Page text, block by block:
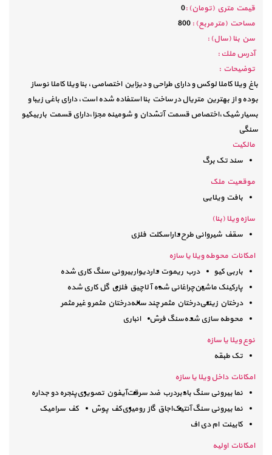
قيمت متري (تومان) :0
مساحت (متر مربع) :800
سن بنا (سال) :
آدرس ملك :
توضيحات :
باغ ویلا کاملا لوکس و دارای طراحی و دیزاین اختصاصی، بنا ویلا کاملا نوساز
بوده و از بهترین متریال در ساخت بنا استفاده شده است، دارای باغی زیبا و
بسیار شیک،اختصاص قسمت آتشدان و شومینه مجزا،دارای قسمت باربیکیو
سنگی
مالکیت
سند تک برگ
موقعیت ملک
بافت ویلایی
سازه ویلا (بنا)
سقف شیروانی طرح داراسکلت فلزی
امکانات محوطه ویلا یا سازه
باربی کیو
درب ریموت داردیواربیرونی سنگ کاری شده
پارکینک ماشینچراغانی شدهآلاچیق فلزی گل کاری شده
درختان زینتیدرختان مثمر چند سالهدرختان مثمر و غیر مثمر
محوطه سازی شدهسنگ فرش
انباری
نوع ویلا یا سازه
تک طبقه
امکانات داخل ویلا یا سازه
نما بیرونی سنگ بادبردرب ضد سرقتآیفون تصویریپنجره دو جداره
نما بیرونی سنگ آنتیکاجاق گاز رومیزیکف پوش
کف سرامیک
کابینت ام دی اف
امكانات اولیه